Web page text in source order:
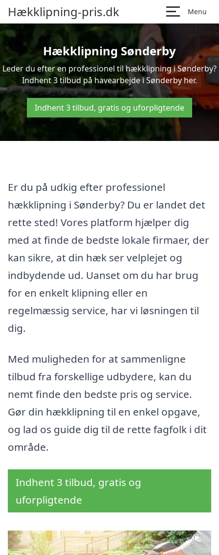
Hækklipning-pris.dk Menu
Hækklipning Sønderby
Leder du efter en professionel til hækklipning i Sønderby?
Indhent 3 tilbud på havearbejde i Sønderby her.
Indhent 3 tilbud, gratis og uforpligtende
Er du på udkig efter professionel
hækklipning i Sønderby? Du er landet det
rette sted! Vores platform hjælper dig
med at finde de bedste lokale firmaer, der
kan sikre, at din hæk ser velplejet og
indbydende ud. Uanset om du har brug
for en enkelt klipning eller en
regelmæssig service, har vi løsningen til
dig.
Med muligheden for at sammenligne
tilbud fra forskellige udbydere, kan du
nemt finde den bedste pris og service.
Gør din hækklipning til en enkel opgave,
og lad os guide dig til de rette fagfolk i dit
område.
Indhent 3 tilbud, gratis og
uforpligtende